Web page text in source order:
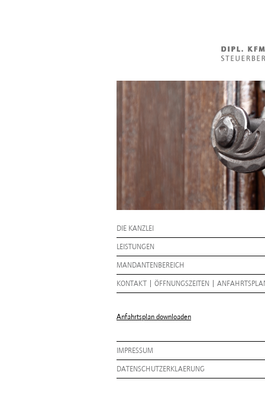
DIE KANZLEI
LEISTUNGEN
MANDANTENBEREICH
KONTAKT ÖFFNUNGSZEITEN
Anfahrtsplan downloaden
IMPRESSUM
DATENSCHUTZERKLAERUNG